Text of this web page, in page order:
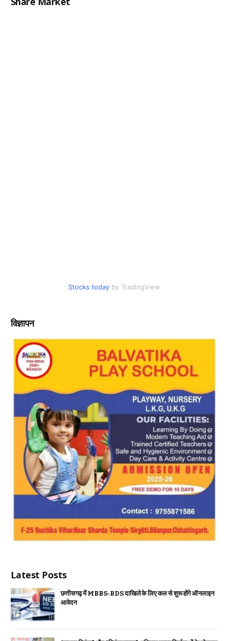
Stocks today by TradingView
विज्ञापन
Latest Posts
छत्तीसगढ़ में MBBS-BDS दाखिले के लिए कल से शुरू होंगे ऑनलाइन
आवेदन